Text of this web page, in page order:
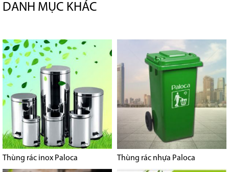
DANH MỤC KHÁC
Thùng rác inox Paloca Thùng rác nhựa Paloca